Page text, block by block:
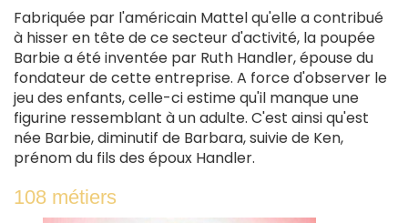
Fabriquée par l'américain Mattel qu'elle a contribué
à hisser en tête de ce secteur d'activité, la poupée
Barbie a été inventée par Ruth Handler, épouse du
fondateur de cette entreprise. A force d'observer le
jeu des enfants, celle-ci estime qu'il manque une
figurine ressemblant à un adulte. C'est ainsi qu'est
née Barbie, diminutif de Barbara, suivie de Ken,
prénom du fils des époux Handler.
108 métiers